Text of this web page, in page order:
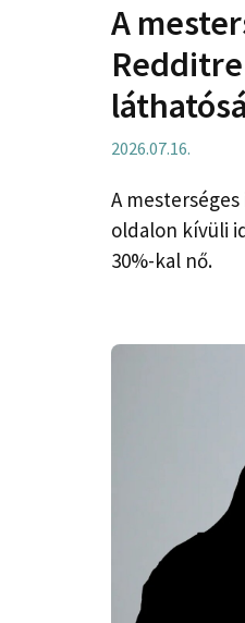
A
2026.07.16.
A
oldalon kívüli
30%-kal nő.